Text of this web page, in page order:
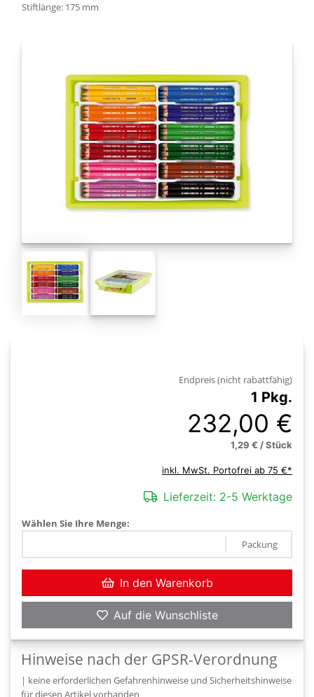
Endpreis (nicht rabattfähig)
1 Pkg.
232,00 €
1,29 € / Stück
inkl. MwSt. Portofrei ab 75 €*
Lieferzeit: 2-5 Werktage
Wählen Sie Ihre Menge:
Packung
In den Warenkorb
Auf die Wunschliste
Hinweise nach der GPSR-Verordnung
| keine erforderlichen Gefahrenhinweise und Sicherheitshinweise
für diesen Artikel vorhanden